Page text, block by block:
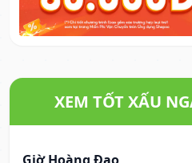
XEM TỐT XẤU